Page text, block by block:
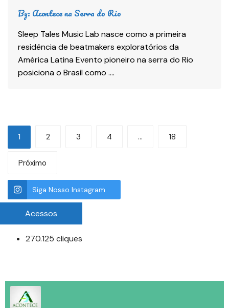
By: Acontece na Serra do Rio
Sleep Tales Music Lab nasce como a primeira
residência de beatmakers exploratórios da
América Latina Evento pioneiro na serra do Rio
posiciona o Brasil como ….
1 2 3 4 … 18
Próximo
Siga Nosso Instagram
Acessos
270.125 cliques